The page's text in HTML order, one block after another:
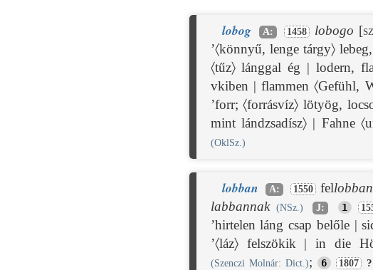
lobog A: 1458 lobogo
’〈könnyű, lenge tárgy〉
〈tűz〉 lánggal ég | lodern,
vkiben | flammen 〈Gefühl,
’forr; 〈forrásvíz〉 lötyög,
mint lándzsadísz〉 | Fahne
(OklSz.)
lobban A: 1550 fel
labbannak (NSz.) J: 1
’hirtelen láng csap belőle |
’〈láz〉 felszökik | in die
(Szenczi Molnár: Dict.); 6 1807 ?